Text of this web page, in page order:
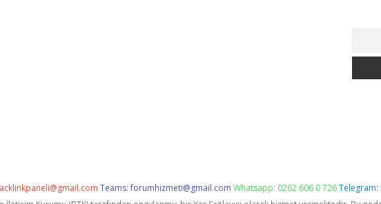
Teams:forumhizmeti@gmail.com Whatsapp: 0262 606 0 726Telegram: